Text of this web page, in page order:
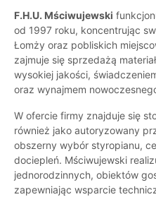
F.H.U. Mściwujewski
od 1997 roku, koncentrując
Łomży oraz pobliskich
zajmuje się sprzedażą
wysokiej jakości,
oraz wynajmem
W ofercie firmy znajduje się
również jako autoryzowany
obszerny wybór styropianu,
dociepleń. Mściwujewski
jednorodzinnych, obiektów
zapewniając wsparcie